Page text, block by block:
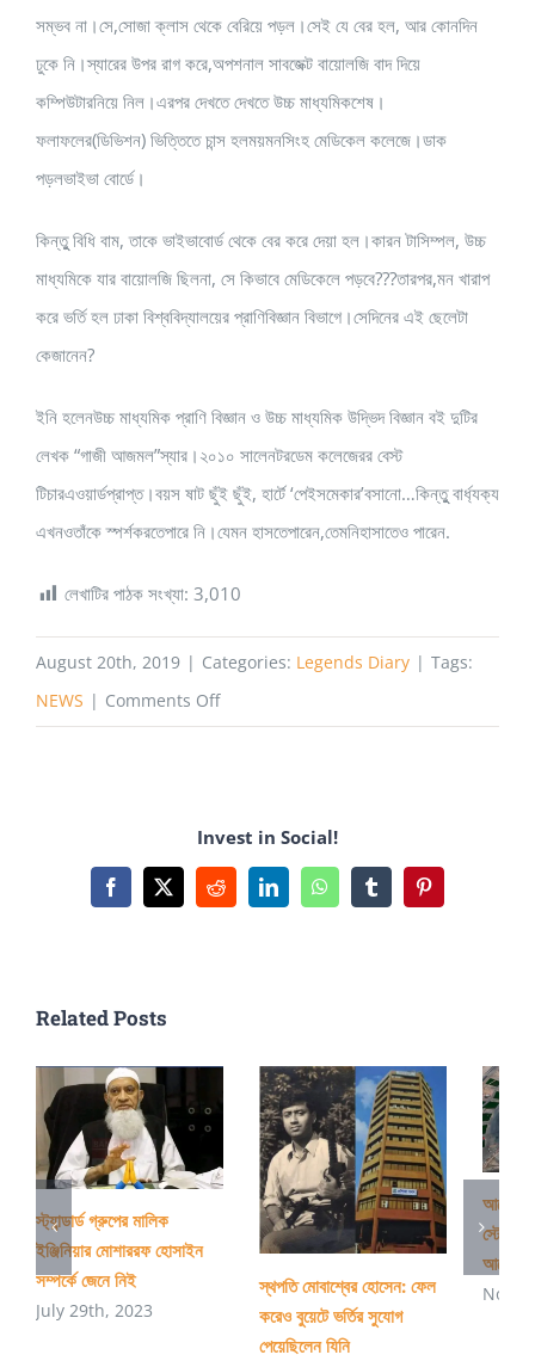
সম্ভব না।সে,সোজা ক্লাস থেকে বেরিয়ে পড়ল।সেই যে বের হল, আর কোনদিন
ঢুকে নি।স্যারের উপর রাগ করে,অপশনাল সাবজেক্ট বায়োলজি বাদ দিয়ে
কম্পিউটারনিয়ে নিল।এরপর দেখতে দেখতে উচ্চ মাধ্যমিকশেষ।
ফলাফলের(ডিভিশন) ভিত্তিতে চান্স হলময়মনসিংহ মেডিকেল কলেজে।ডাক
পড়লভাইভা বোর্ডে।
কিন্তুু বিধি বাম, তাকে ভাইভাবোর্ড থেকে বের করে দেয়া হল।কারন টাসিম্পল, উচ্চ
মাধ্যমিকে যার বায়োলজি ছিলনা, সে কিভাবে মেডিকেলে পড়বে???তারপর,মন খারাপ
করে ভর্তি হল ঢাকা বিশ্ববিদ্যালয়ের প্রাণিবিজ্ঞান বিভাগে।সেদিনের এই ছেলেটা
কেজানেন?
ইনি হলেনউচ্চ মাধ্যমিক প্রাণি বিজ্ঞান ও উচ্চ মাধ্যমিক উদ্ভিদ বিজ্ঞান বই দুটির
লেখক “গাজী আজমল”স্যার।২০১০ সালেনটরডেম কলেজেরর বেস্ট
টিচারএওয়ার্ডপ্রাপ্ত।বয়স ষাট ছুঁই ছুঁই, হার্টে ‘পেইসমেকার’বসানো…কিন্তুু বার্ধ্যক্য
এখনওতাঁকে স্পর্শকরতেপারে নি।যেমন হাসতেপারেন,তেমনিহাসাতেও পারেন.
লেখাটির পাঠক সংখ্যা: 3,010
August 20th, 2019 | Categories: Legends Diary | Tags:
NEWS | Comments Offon
গাজী
আজমল
Invest in Social!
Facebook
X RedditLinkedInWhatsAppTumblrPinterest
Related Posts
স্ট্যান্ডার্ড গ্রুপের মালিক
ইঞ্জিনিয়ার মোশাররফ হোসাইন
সম্পর্কে জেনে নিই
July 29th, 2023
স্থপতি মোবাশ্বের হোসেন: ফেল
করেও বুয়েটে ভর্তির সুযোগ
পেয়েছিলেন যিনি
আরো